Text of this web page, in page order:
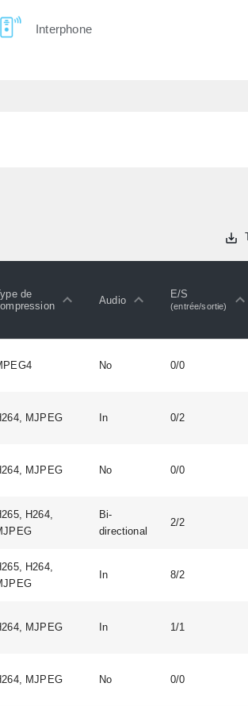
Interphone
de
Audio E/S
(entrée/sortie)
No 0/0
MJPEG In 0/2
MJPEG No 0/0
H264,
Bi-
directional
2/2
H264,
In 8/2
MJPEG In 1/1
MJPEG No 0/0